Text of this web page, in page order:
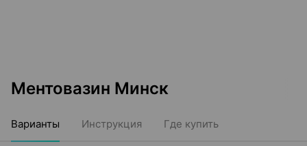
Ментовазин Минск
Варианты Инструкция Где купить